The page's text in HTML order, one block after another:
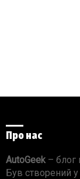
Про нас
AutoGeek – блог
Був створений